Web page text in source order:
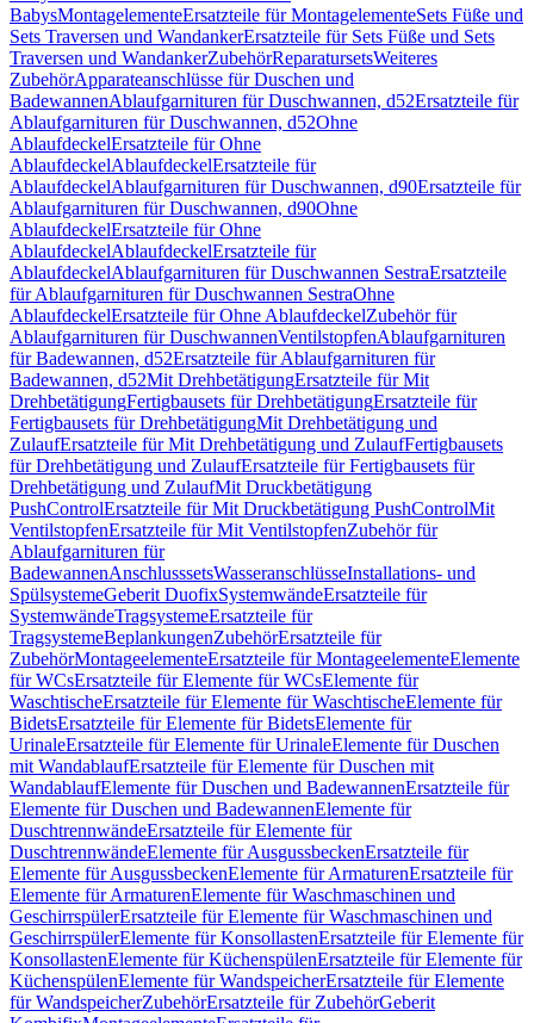
BabysMontagelementeErsatzteile für MontagelementeSets Füße und
Sets Traversen und WandankerErsatzteile für Sets Füße und Sets
Traversen und WandankerZubehörReparatursetsWeiteres
ZubehörApparateanschlüsse für Duschen und
BadewannenAblaufgarnituren für Duschwannen, d52Ersatzteile für
Ablaufgarnituren für Duschwannen, d52Ohne
AblaufdeckelErsatzteile für Ohne
AblaufdeckelAblaufdeckelErsatzteile für
AblaufdeckelAblaufgarnituren für Duschwannen, d90Ersatzteile für
Ablaufgarnituren für Duschwannen, d90Ohne
AblaufdeckelErsatzteile für Ohne
AblaufdeckelAblaufdeckelErsatzteile für
AblaufdeckelAblaufgarnituren für Duschwannen SestraErsatzteile
für Ablaufgarnituren für Duschwannen SestraOhne
AblaufdeckelErsatzteile für Ohne AblaufdeckelZubehör für
Ablaufgarnituren für DuschwannenVentilstopfenAblaufgarnituren
für Badewannen, d52Ersatzteile für Ablaufgarnituren für
Badewannen, d52Mit DrehbetätigungErsatzteile für Mit
DrehbetätigungFertigbausets für DrehbetätigungErsatzteile für
Fertigbausets für DrehbetätigungMit Drehbetätigung und
ZulaufErsatzteile für Mit Drehbetätigung und ZulaufFertigbausets
für Drehbetätigung und ZulaufErsatzteile für Fertigbausets für
Drehbetätigung und ZulaufMit Druckbetätigung
PushControlErsatzteile für Mit Druckbetätigung PushControlMit
VentilstopfenErsatzteile für Mit VentilstopfenZubehör für
Ablaufgarnituren für
BadewannenAnschlusssetsWasseranschlüsseInstallations- und
SpülsystemeGeberit DuofixSystemwändeErsatzteile für
SystemwändeTragsystemeErsatzteile für
TragsystemeBeplankungenZubehörErsatzteile für
ZubehörMontageelementeErsatzteile für MontageelementeElemente
für WCsErsatzteile für Elemente für WCsElemente für
WaschtischeErsatzteile für Elemente für WaschtischeElemente für
BidetsErsatzteile für Elemente für BidetsElemente für
UrinaleErsatzteile für Elemente für UrinaleElemente für Duschen
mit WandablaufErsatzteile für Elemente für Duschen mit
WandablaufElemente für Duschen und BadewannenErsatzteile für
Elemente für Duschen und BadewannenElemente für
DuschtrennwändeErsatzteile für Elemente für
DuschtrennwändeElemente für AusgussbeckenErsatzteile für
Elemente für AusgussbeckenElemente für ArmaturenErsatzteile für
Elemente für ArmaturenElemente für Waschmaschinen und
GeschirrspülerErsatzteile für Elemente für Waschmaschinen und
GeschirrspülerElemente für KonsollastenErsatzteile für Elemente für
KonsollastenElemente für KüchenspülenErsatzteile für Elemente für
KüchenspülenElemente für WandspeicherErsatzteile für Elemente
für WandspeicherZubehörErsatzteile für ZubehörGeberit